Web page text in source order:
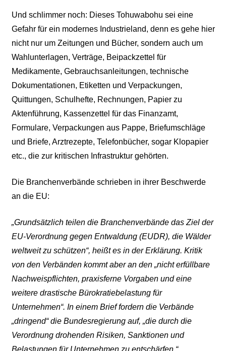
Und schlimmer noch: Dieses Tohuwabohu sei eine
Gefahr für ein modernes Industrieland, denn es gehe hier
nicht nur um Zeitungen und Bücher, sondern auch um
Wahlunterlagen, Verträge, Beipackzettel für
Medikamente, Gebrauchsanleitungen, technische
Dokumentationen, Etiketten und Verpackungen,
Quittungen, Schulhefte, Rechnungen, Papier zu
Aktenführung, Kassenzettel für das Finanzamt,
Formulare, Verpackungen aus Pappe, Briefumschläge
und Briefe, Arztrezepte, Telefonbücher, sogar Klopapier
etc., die zur kritischen Infrastruktur gehörten.
Die Branchenverbände schrieben in ihrer Beschwerde
an die EU:
„Grundsätzlich teilen die Branchenverbände das Ziel der
EU-Verordnung gegen Entwaldung (EUDR), die Wälder
weltweit zu schützen“, heißt es in der Erklärung. Kritik
von den Verbänden kommt aber an den „nicht erfüllbare
Nachweispflichten, praxisferne Vorgaben und eine
weitere drastische Bürokratiebelastung für
Unternehmen“. In einem Brief fordern die Verbände
„dringend“ die Bundesregierung auf, „die durch die
Verordnung drohenden Risiken, Sanktionen und